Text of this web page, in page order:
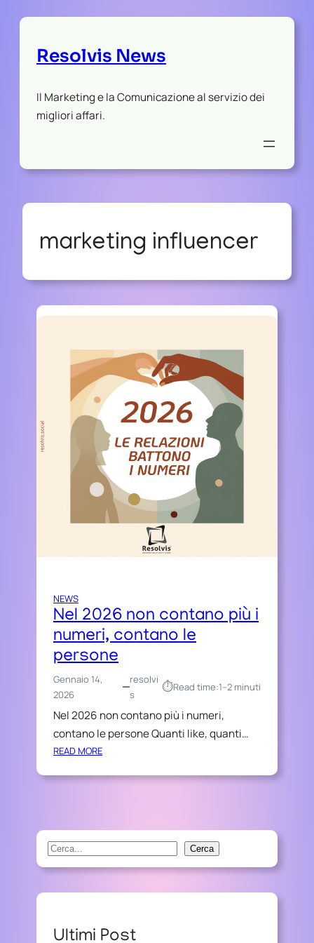
Resolvis News
Il Marketing e la Comunicazione al servizio dei
migliori affari.
marketing influencer
NEWS
Nel 2026 non contano più i
numeri, contano le
persone
Gennaio 14,
2026
resolvi
s
⏱︎Read time:1–2 minuti
Nel 2026 non contano più i numeri,
contano le persone Quanti like, quanti…
READ MORE:
E
0
2
6
N
O
S
e
Cerca
Ultimi Post